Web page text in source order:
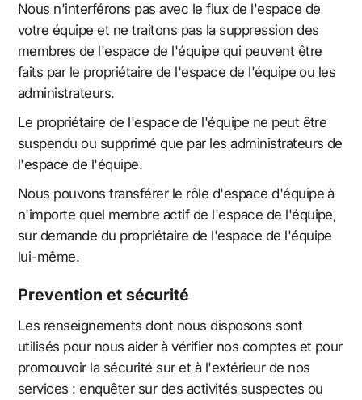
Nous n'interférons pas avec le flux de l'espace de
votre équipe et ne traitons pas la suppression des
membres de l'espace de l'équipe qui peuvent être
faits par le propriétaire de l'espace de l'équipe ou les
administrateurs.
Le propriétaire de l'espace de l'équipe ne peut être
suspendu ou supprimé que par les administrateurs de
l'espace de l'équipe.
Nous pouvons transférer le rôle d'espace d'équipe à
n'importe quel membre actif de l'espace de l'équipe,
sur demande du propriétaire de l'espace de l'équipe
lui-même.
Prevention et sécurité
Les renseignements dont nous disposons sont
utilisés pour nous aider à vérifier nos comptes et pour
promouvoir la sécurité sur et à l'extérieur de nos
services : enquêter sur des activités suspectes ou